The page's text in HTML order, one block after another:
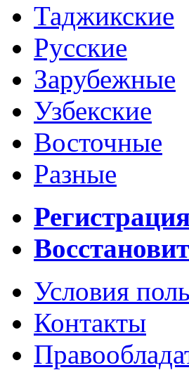
Таджикские
Русские
Зарубежные
Узбекские
Восточные
Разные
Регистрация
Условия
Контакты